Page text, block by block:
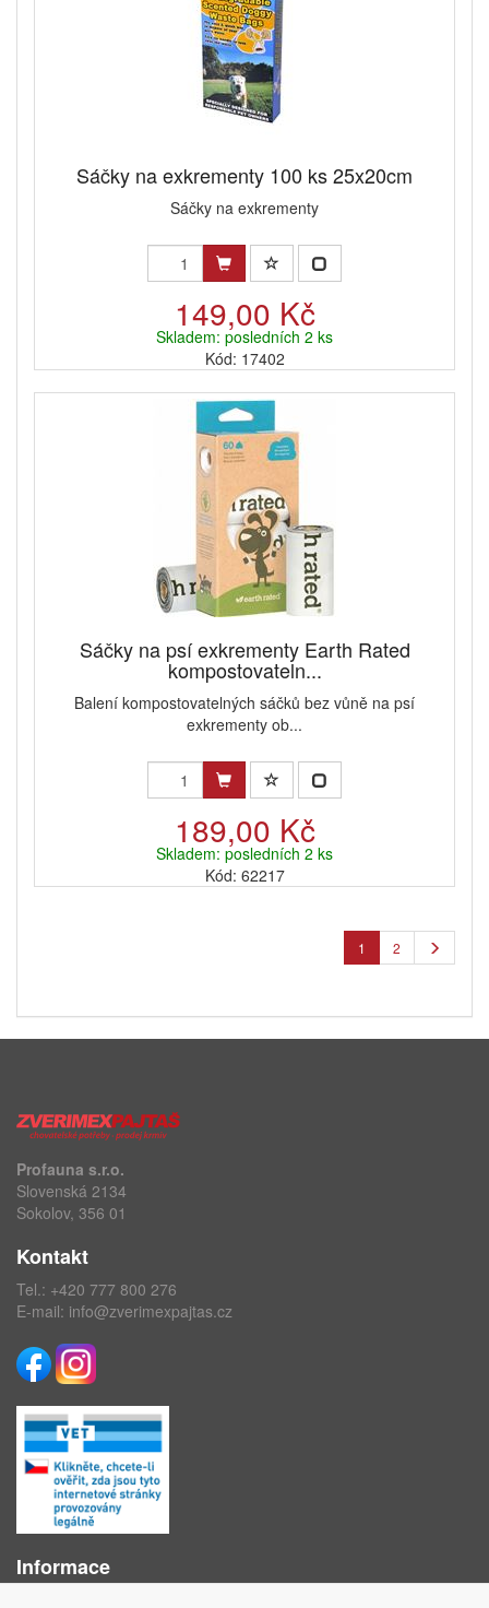
Sáčky na exkrementy 100 ks 25x20cm
Sáčky na exkrementy
149,00 Kč
Skladem: posledních 2 ks
Kód: 17402
Sáčky na psí exkrementy Earth Rated
kompostovateln...
Balení kompostovatelných sáčků bez vůně na psí
exkrementy ob...
189,00 Kč
Skladem: posledních 2 ks
Kód: 62217
1 2
Profauna s.r.o.
Slovenská 2134
Sokolov, 356 01
Kontakt
Tel.: +420 777 800 276
E-mail: info@zverimexpajtas.cz
Informace